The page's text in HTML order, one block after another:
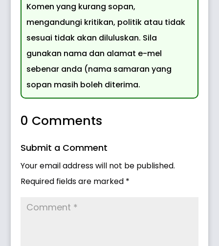
Komen yang kurang sopan,
mengandungi kritikan, politik atau tidak
sesuai tidak akan diluluskan. Sila
gunakan nama dan alamat e-mel
sebenar anda (nama samaran yang
sopan masih boleh diterima.
0 Comments
Submit a Comment
Your email address will not be published.
Required fields are marked *